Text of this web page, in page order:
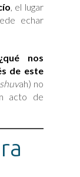
, el lugar
echar
¿qué nos
de este
ah) no
acto de